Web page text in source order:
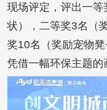
现场评定，评出一
状），二等奖3名（
奖10名（奖励宠物
凭借一幅环保主题的